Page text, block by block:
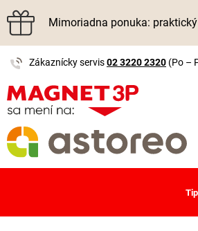
Mimoriadna ponuka:
Zákaznícky servis02 3220 2320 (Po –